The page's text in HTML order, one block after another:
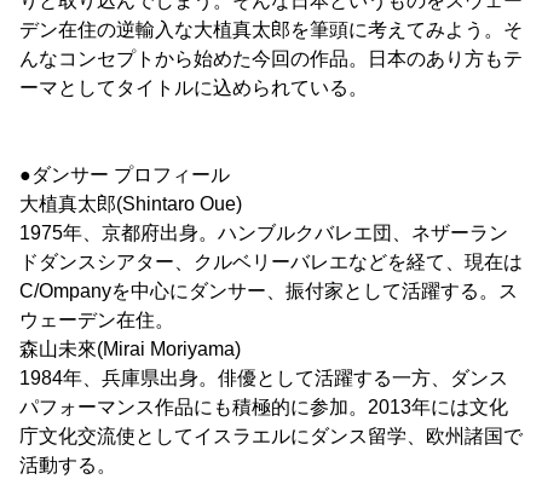
デン在住の逆輸入な大植真太郎を筆頭に考えてみよう。そ
んなコンセプトから始めた今回の作品。日本のあり方もテ
ーマとしてタイトルに込められている。
●ダンサー プロフィール
大植真太郎(Shintaro Oue)
1975年、京都府出身。ハンブルクバレエ団、ネザーラン
ドダンスシアター、クルベリーバレエなどを経て、現在は
C/Ompanyを中心にダンサー、振付家として活躍する。ス
ウェーデン在住。
森山未來(Mirai Moriyama)
1984年、兵庫県出身。俳優として活躍する一方、ダンス
パフォーマンス作品にも積極的に参加。2013年には文化
庁文化交流使としてイスラエルにダンス留学、欧州諸国で
活動する。